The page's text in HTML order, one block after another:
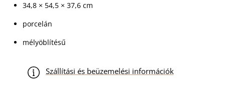
34,8 × 54,5 × 37,6 cm
porcelán
mélyöblítésű
Szállítási és beüzemelési információk